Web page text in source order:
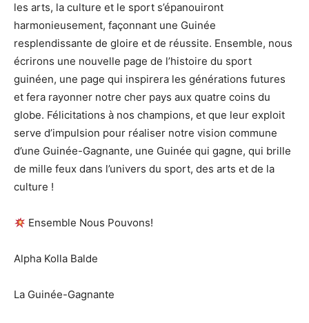
les arts, la culture et le sport s’épanouiront
harmonieusement, façonnant une Guinée
resplendissante de gloire et de réussite. Ensemble, nous
écrirons une nouvelle page de l’histoire du sport
guinéen, une page qui inspirera les générations futures
et fera rayonner notre cher pays aux quatre coins du
globe. Félicitations à nos champions, et que leur exploit
serve d’impulsion pour réaliser notre vision commune
d’une Guinée-Gagnante, une Guinée qui gagne, qui brille
de mille feux dans l’univers du sport, des arts et de la
culture !
Ensemble Nous Pouvons!
Alpha Kolla Balde
La Guinée-Gagnante